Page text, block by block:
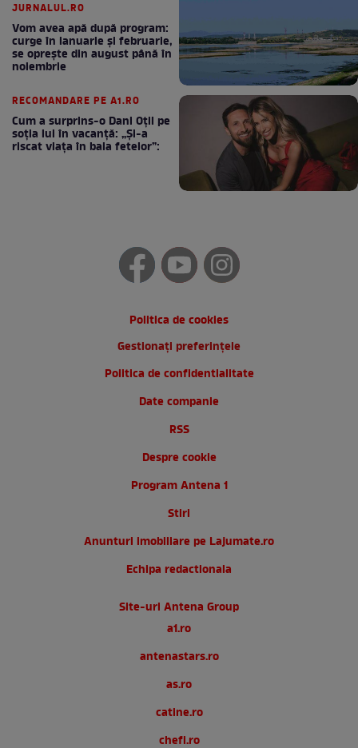
JURNALUL.RO
Vom avea apă după program:
curge în ianuarie și februarie,
se oprește din august până în
noiembrie
RECOMANDARE PE A1.RO
Cum a surprins-o Dani Oțil pe
soția lui în vacanță: „Și-a
riscat viața în baia fetelor”:
Politica de cookies
Gestionați preferințele
Politica de confidentialitate
Date companie
RSS
Despre cookie
Program Antena 1
Stiri
Anunturi imobiliare pe Lajumate.ro
Echipa redactionala
Site-uri Antena Group
a1.ro
antenastars.ro
as.ro
catine.ro
chefi.ro